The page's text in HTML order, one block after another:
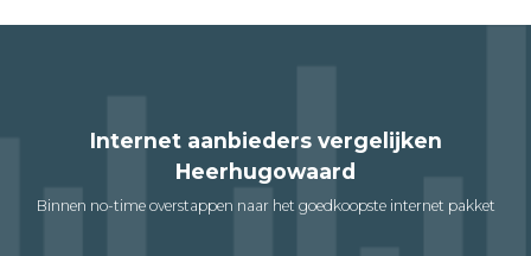
Internet aanbieders vergelijken
Heerhugowaard
Binnen no-time overstappen naar het goedkoopste internet pakket